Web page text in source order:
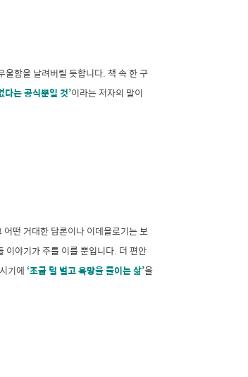
울함을 날려버릴 듯합니다. 책 속 한 구
는 공식뿐일 것’이라는 저자의 말이
떤 거대한 담론이나 이데올로기는 보
이야기가 주를 이룰 뿐입니다. 더 편안
기에‘조금 덜 벌고 욕망을 줄이는 삶’을